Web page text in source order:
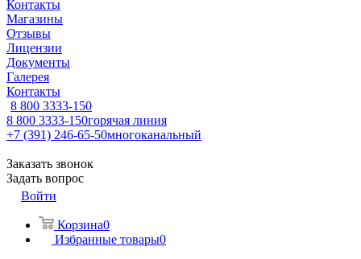
Контакты
Магазины
Отзывы
Лицензии
Документы
Галерея
Контакты
8 800 3333-150
8 800 3333-150горячая линия
+7 (391) 246-65-50многоканальный
Заказать звонок
Задать вопрос
Войти
Корзина0
Избранные товары0